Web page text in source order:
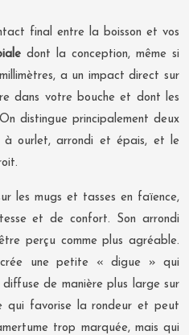
final entre la boisson et vos
dont la conception, même si
a un impact direct sur
dans votre bouche et dont les
distingue principalement deux
ourlet, arrondi et épais, et le
les mugs et tasses en faïence,
et de confort. Son arrondi
perçu comme plus agréable.
crée une petite « digue » qui
de manière plus large sur
qui favorise la rondeur et peut
trop marquée, mais qui